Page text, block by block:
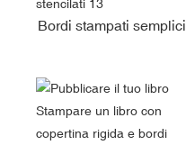
Bordi stampati semplici